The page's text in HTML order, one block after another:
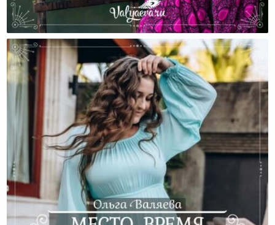
Женщины Вриндавана (Индия) – Место, Где
Традиции Еще Живы